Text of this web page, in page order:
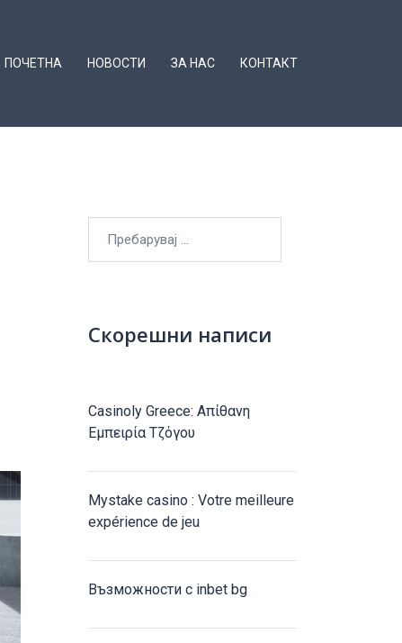
ПОЧЕТНА НОВОСТИ ЗА НАС КОНТАКТ
Скорешни написи
Casinoly Greece: Απίθανη
Εμπειρία Τζόγου
Mystake casino : Votre meilleure
expérience de jeu
Възможности с inbet bg